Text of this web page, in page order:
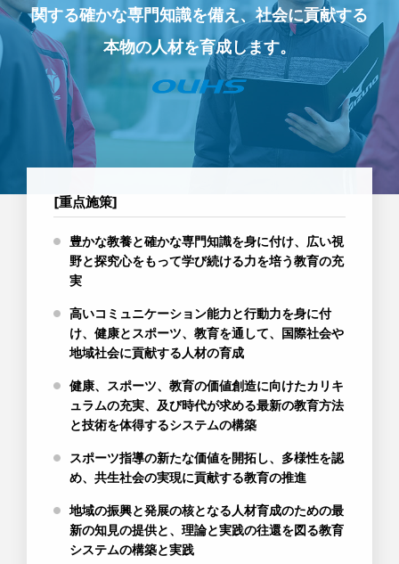
関する確かな専門知識を備え、社会に貢献する
本物の人材を育成します。
[重点施策]
豊かな教養と確かな専門知識を身に付け、広い視
野と探究心をもって学び続ける力を培う教育の充
実
高いコミュニケーション能力と行動力を身に付
け、健康とスポーツ、教育を通して、国際社会や
地域社会に貢献する人材の育成
健康、スポーツ、教育の価値創造に向けたカリキ
ュラムの充実、及び時代が求める最新の教育方法
と技術を体得するシステムの構築
スポーツ指導の新たな価値を開拓し、多様性を認
め、共生社会の実現に貢献する教育の推進
地域の振興と発展の核となる人材育成のための最
新の知見の提供と、理論と実践の往還を図る教育
システムの構築と実践